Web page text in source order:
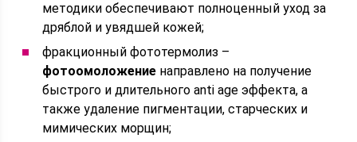
методики обеспечивают полноценный уход за
дряблой и увядшей кожей;
фракционный фототермолиз –
фотоомоложение направлено на получение
быстрого и длительного anti age эффекта, а
также удаление пигментации, старческих и
мимических морщин;